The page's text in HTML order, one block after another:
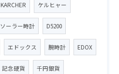
KARCHER ケルヒャー
ソーラー時計 D5200
エドックス 腕時計 EDOX
記念硬貨 千円銀貨